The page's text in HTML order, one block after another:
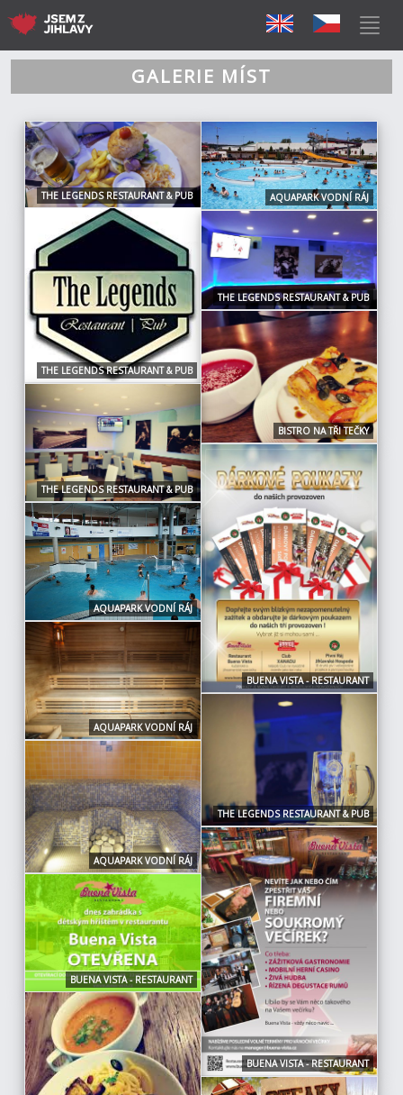
GALERIE MÍST
THE LEGENDS RESTAURANT & PUB AQUAPARK VODNÍ RÁJ
THE LEGENDS RESTAURANT & PUB
THE LEGENDS RESTAURANT & PUB
BISTRO NA TŘI TEČKY
THE LEGENDS RESTAURANT & PUB
BUENA VISTA - RESTAURANT
AQUAPARK VODNÍ RÁJ
AQUAPARK VODNÍ RÁJ
THE LEGENDS RESTAURANT & PUB
AQUAPARK VODNÍ RÁJ
BUENA VISTA - RESTAURANT
BUENA VISTA - RESTAURANT